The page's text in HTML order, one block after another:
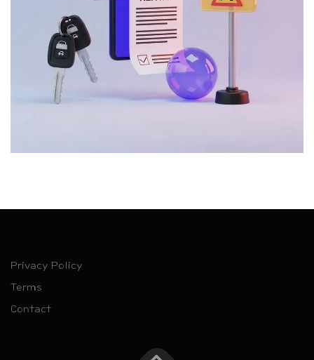
Privacy Policy
Terms
Contact